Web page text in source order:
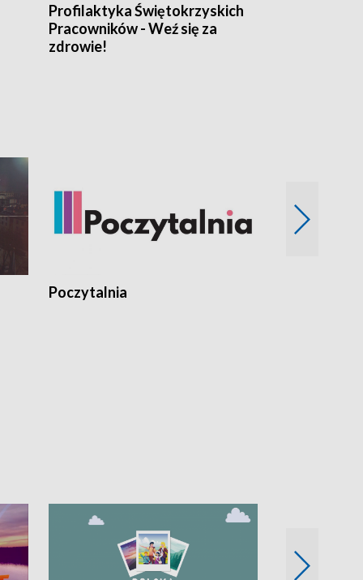
Profilaktyka Świętokrzyskich
Pracowników - Weź się za
zdrowie!
Poczytalnia